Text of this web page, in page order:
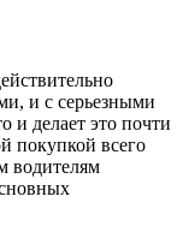
и с серьезными
и делает это почти
покупкой всего
водителям